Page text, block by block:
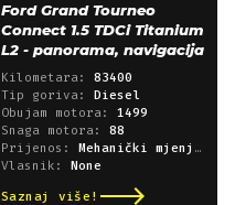
Ford Grand Tourneo
Connect 1.5 TDCi Titanium
L2 - panorama, navigacija
Kilometara: 83400
Tip goriva: Diesel
Obujam motora: 1499
Snaga motora: 88
Prijenos: Mehanički mjenjač
Vlasnik: None
Saznaj više!